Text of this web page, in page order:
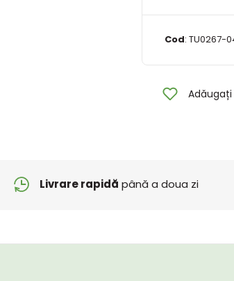
Cod: TU0267-
Livrare rapidă până a doua zi